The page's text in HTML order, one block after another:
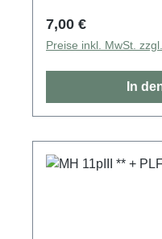
Regulärer Preis:
7,00 €
Preise inkl. MwSt.
In